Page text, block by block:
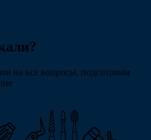
на все вопросы, подготовим